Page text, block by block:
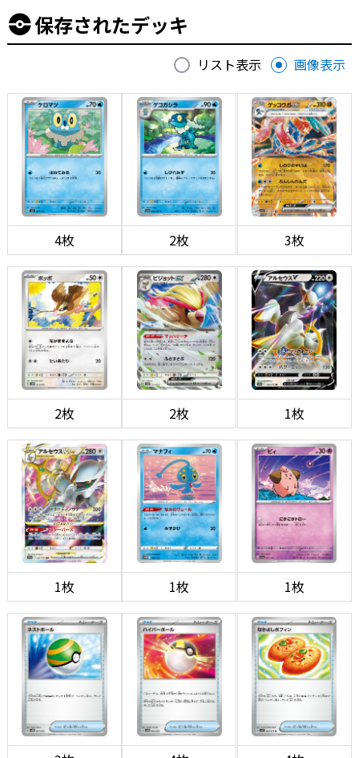
保存されたデッキ
リスト表示 画像表示
4枚 2枚 3枚
2枚 2枚 1枚
1枚 1枚 1枚